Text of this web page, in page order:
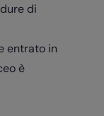
di
entrato in
è